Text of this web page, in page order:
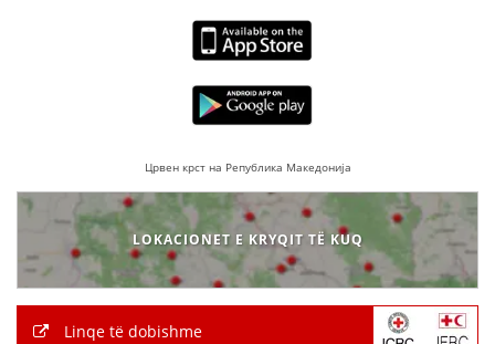
DORACAKË
BROCHURES
PRESENTATIONS
Црвен крст на Република Македонија
LOKACIONET E KRYQIT TË KUQ
Linqe të dobishme